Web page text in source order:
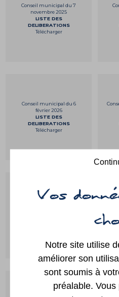
Conseil municipal du 7
novembre 2025
LISTE DES
DELIBERATIONS
Télécharger
Conseil municipal du 6
février 2026
LISTE DES
DELIBERATIONS
Télécharger
Conseil municipal du 20
Notre site utilise
améliorer son
sont soumis à
préalable.